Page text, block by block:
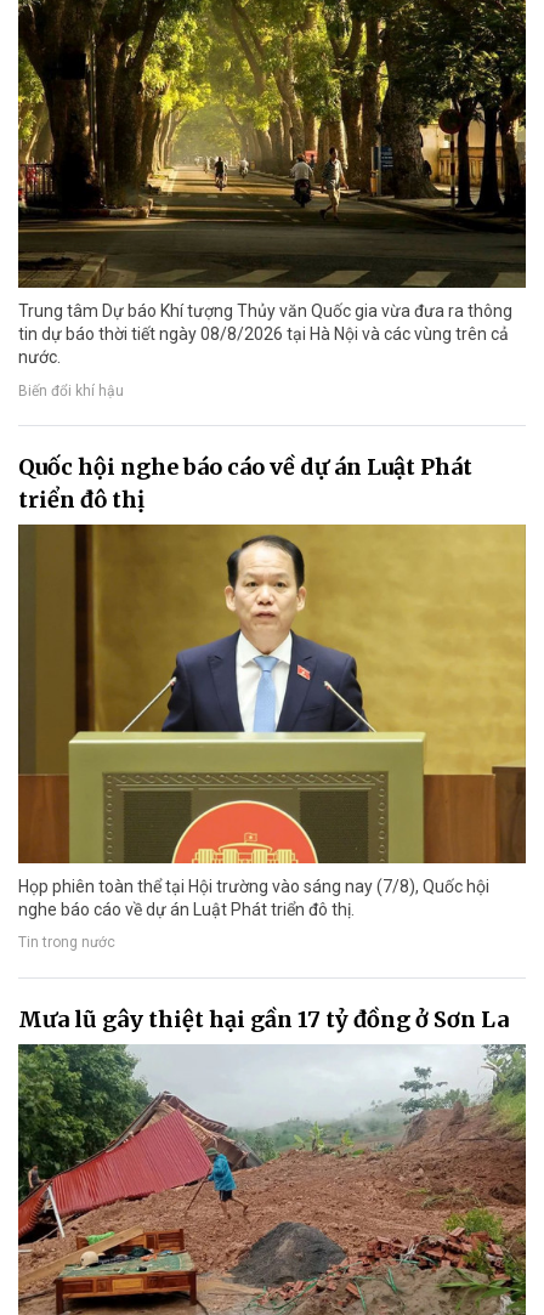
Trung tâm Dự báo Khí tượng Thủy văn Quốc gia vừa đưa ra thông
tin dự báo thời tiết ngày 08/8/2026 tại Hà Nội và các vùng trên cả
nước.
Biến đổi khí hậu
Quốc hội nghe báo cáo về dự án Luật Phát
triển đô thị
Họp phiên toàn thể tại Hội trường vào sáng nay (7/8), Quốc hội
nghe báo cáo về dự án Luật Phát triển đô thị.
Tin trong nước
Mưa lũ gây thiệt hại gần 17 tỷ đồng ở Sơn La